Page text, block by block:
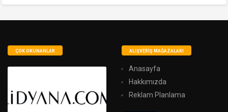
ÇOK OKUNANLAR ALIŞVERIŞ MAĞAZALARI
Anasayfa
Hakkımızda
Reklam Planlama